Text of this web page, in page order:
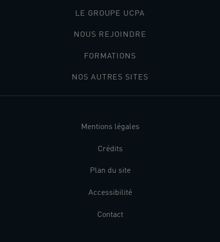
LE GROUPE UCPA
NOUS REJOINDRE
FORMATIONS
NOS AUTRES SITES
Mentions légales
Crédits
Plan du site
Accessibilité
Contact